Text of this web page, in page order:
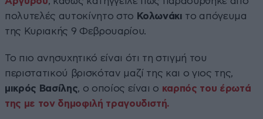
πολυτελές αυτοκίνητο στο Κολωνάκι το απόγευμα
της Κυριακής 9 Φεβρουαρίου.
Το πιο ανησυχητικό είναι ότι τη στιγμή του
περιστατικού βρισκόταν μαζί της και ο γιος της,
μικρός Βασίλης, ο οποίος είναι ο καρπός του έρωτά
της με τον δημοφιλή τραγουδιστή.